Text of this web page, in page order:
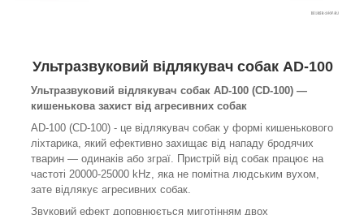
Ультразвуковий відлякувач собак AD-100
Ультразвуковий відлякувач собак AD-100 (CD-100) —
кишенькова захист від агресивних собак
AD-100 (CD-100) - це відлякувач собак у формі кишенькового
ліхтарика, який ефективно захищає від нападу бродячих
тварин — одинаків або зграї. Пристрій від собак працює на
частоті 20000-25000 kHz, яка не помітна людським вухом,
зате відлякує агресивних собак.
Звуковий ефект доповнюється миготінням двох